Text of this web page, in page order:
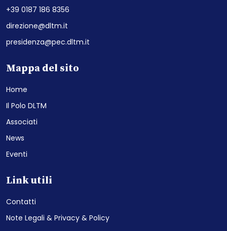
+39 0187 186 8356
direzione@dltm.it
presidenza@pec.dltm.it
Mappa del sito
Home
Il Polo DLTM
Associati
News
Eventi
Link utili
Contatti
Note Legali & Privacy & Policy